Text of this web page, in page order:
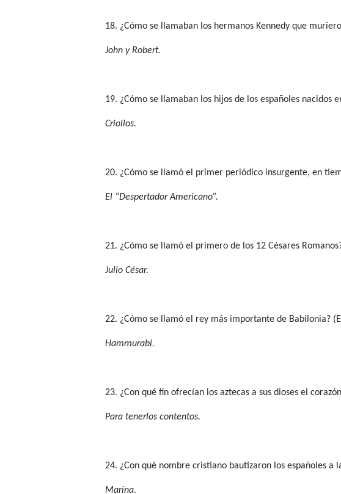
18. ¿Cómo se llamaban los hermanos Kennedy que
John y Robert.
19. ¿Cómo se llamaban los hijos de los españoles nacidos
Criollos.
20. ¿Cómo se llamó el primer periódico insurgente, en
El “Despertador Americano”.
21. ¿Cómo se llamó el primero de los 12 Césares
Julio César.
22. ¿Cómo se llamó el rey más importante de Babilonia?
Hammurabi.
23. ¿Con qué fin ofrecían los aztecas a sus dioses el
Para tenerlos contentos.
24. ¿Con qué nombre cristiano bautizaron los españoles a
Marina.